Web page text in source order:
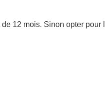
12 mois. Sinon opter pour